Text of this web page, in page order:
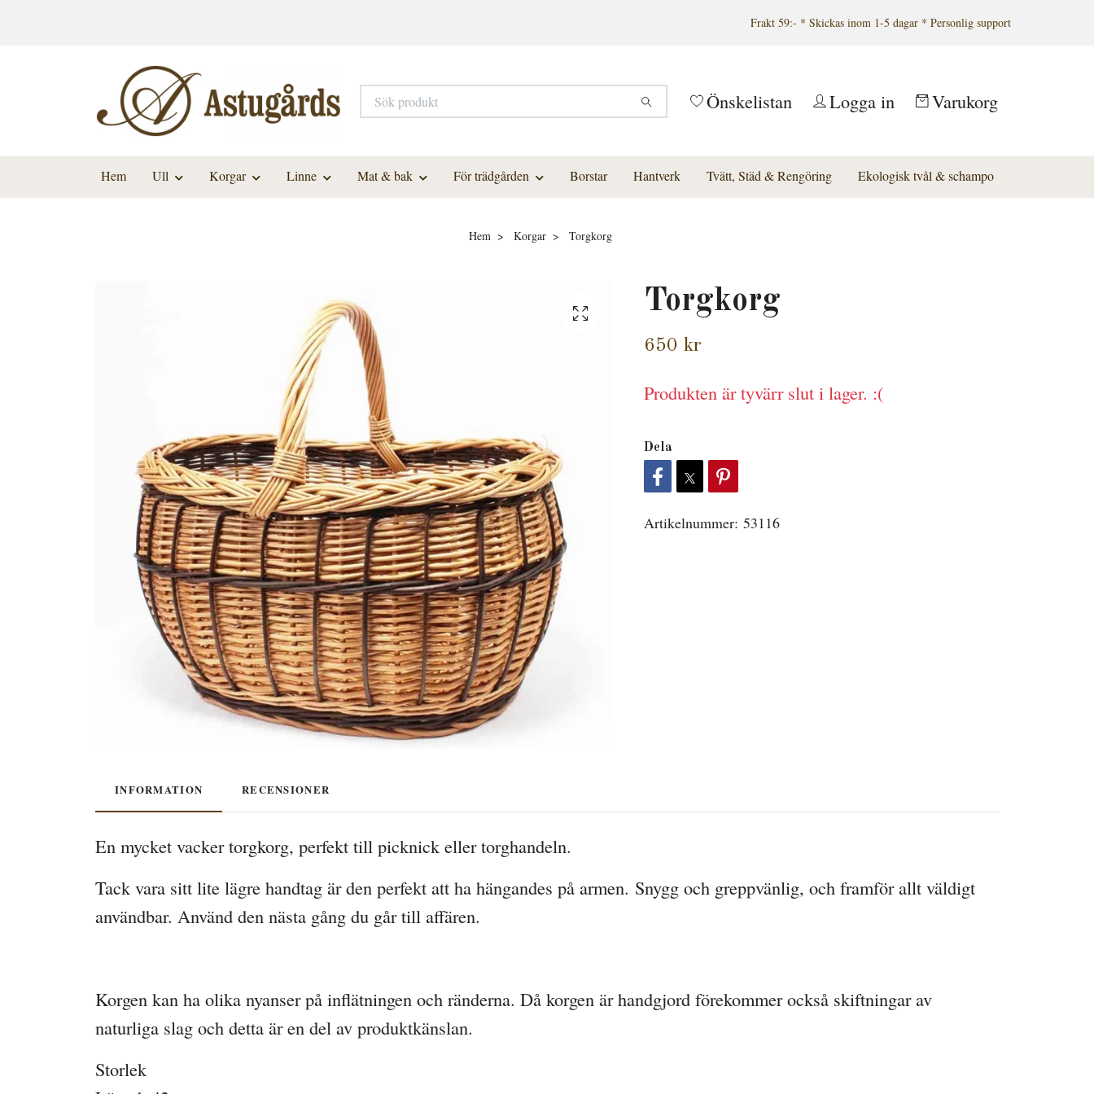
Frakt 59:- * Skickas inom 1-5 dagar * Personlig support
Önskelistan Logga in Varukorg
Hem Ull Korgar Linne Mat & bak För trädgården Borstar Hantverk Tvätt, Städ & Rengöring Ekologisk tvål & schampo
Hem Korgar Torgkorg
Torgkorg
650 kr
Produkten är tyvärr slut i lager. :(
Dela
Artikelnummer: 53116
INFORMATION RECENSIONER
En mycket vacker torgkorg, perfekt till picknick eller torghandeln.
Tack vara sitt lite lägre handtag är den perfekt att ha hängandes på armen. Snygg och greppvänlig, och framför allt väldigt
användbar. Använd den nästa gång du går till affären.
Korgen kan ha olika nyanser på inflätningen och ränderna. Då korgen är handgjord förekommer också skiftningar av
naturliga slag och detta är en del av produktkänslan.
Storlek